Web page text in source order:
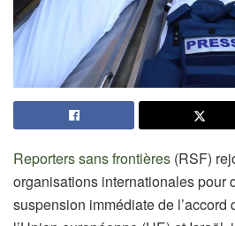
Reporters sans frontières (RSF)
organisations internationales pour
suspension immédiate de l’accord